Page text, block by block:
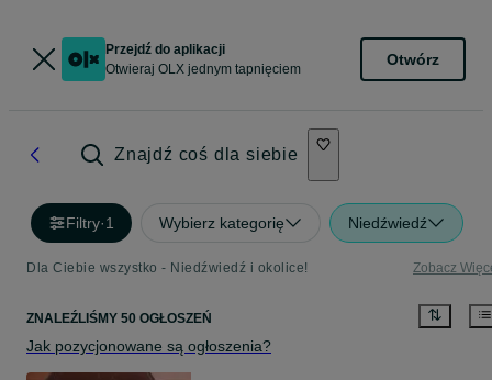
Przejdź do aplikacji
Otwieraj OLX jednym tapnięciem
Otwórz
Znajdź coś dla siebie
Filtry·1 Wybierz kategorię Niedźwiedź
Dla Ciebie wszystko - Niedźwiedź i okolice! Zobacz
ZNALEŹLIŚMY 50 OGŁOSZEŃ
Jak pozycjonowane są ogłoszenia?